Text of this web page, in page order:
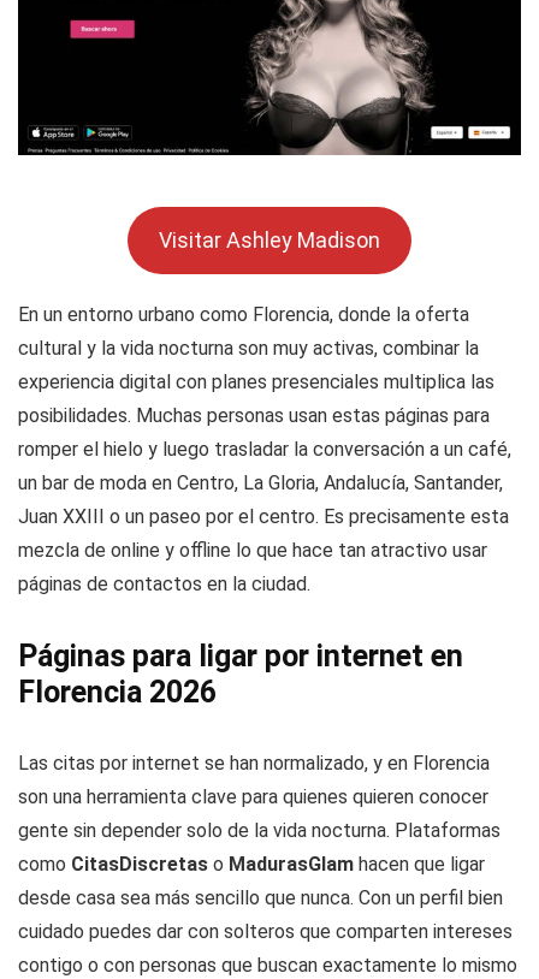
Visitar Ashley Madison
En un entorno urbano como Florencia, donde la oferta
cultural y la vida nocturna son muy activas, combinar la
experiencia digital con planes presenciales multiplica las
posibilidades. Muchas personas usan estas páginas para
romper el hielo y luego trasladar la conversación a un café,
un bar de moda en Centro, La Gloria, Andalucía, Santander,
Juan XXIII o un paseo por el centro. Es precisamente esta
mezcla de online y offline lo que hace tan atractivo usar
páginas de contactos en la ciudad.
Páginas para ligar por internet en
Florencia 2026
Las citas por internet se han normalizado, y en Florencia
son una herramienta clave para quienes quieren conocer
gente sin depender solo de la vida nocturna. Plataformas
como CitasDiscretas o MadurasGlam hacen que ligar
desde casa sea más sencillo que nunca. Con un perfil bien
cuidado puedes dar con solteros que comparten intereses
contigo o con personas que buscan exactamente lo mismo